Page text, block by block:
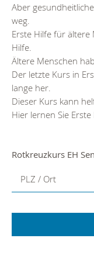
Aber
weg.
Erste Hilfe für ältere
Hilfe.
Ältere Menschen
Der letzte Kurs in
lange her.
Dieser Kurs kann
Hier lernen Sie
Rotkreuzkurs EH
PLZ / Ort